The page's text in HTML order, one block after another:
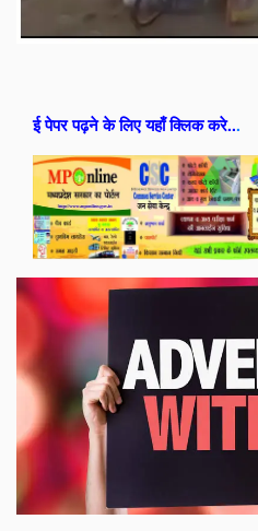
ई पेपर पढ़ने के लिए यहाँ क्लिक करे...